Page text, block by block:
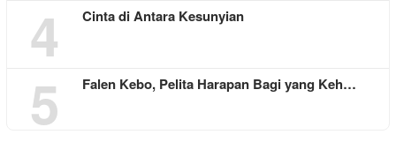
4 Cinta di Antara Kesunyian
5 Falen Kebo, Pelita Harapan Bagi yang Keh…